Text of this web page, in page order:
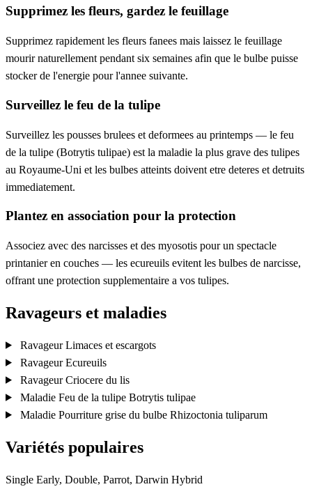
Supprimez les fleurs, gardez le feuillage
Supprimez rapidement les fleurs fanees mais laissez le feuillage
mourir naturellement pendant six semaines afin que le bulbe puisse
stocker de l'energie pour l'annee suivante.
Surveillez le feu de la tulipe
Surveillez les pousses brulees et deformees au printemps — le feu
de la tulipe (Botrytis tulipae) est la maladie la plus grave des tulipes
au Royaume-Uni et les bulbes atteints doivent etre deteres et detruits
immediatement.
Plantez en association pour la protection
Associez avec des narcisses et des myosotis pour un spectacle
printanier en couches — les ecureuils evitent les bulbes de narcisse,
offrant une protection supplementaire a vos tulipes.
Ravageurs et maladies
RavageurLimaces et escargots
RavageurEcureuils
RavageurCriocere du lis
Maladie Feu de la tulipe Botrytis tulipae
Maladie Pourriture grise du bulbe Rhizoctonia tuliparum
Variétés populaires
Single Early, Double, Parrot, Darwin Hybrid